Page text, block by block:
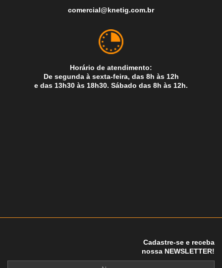
comercial@knetig.com.br
Horário de atendimento:
De segunda à sexta-feira, das 8h às 12h
e das 13h30 às 18h30. Sábado das 8h às 12h.
Cadastre-se e receba
nossa NEWSLETTER!